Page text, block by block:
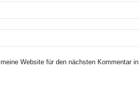
Website für den nächsten Kommentar in